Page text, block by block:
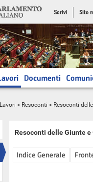
Scrivi Sito
Documenti
Lavori > Resoconti > Resoconti
Resoconti delle Giunte
Indice Generale